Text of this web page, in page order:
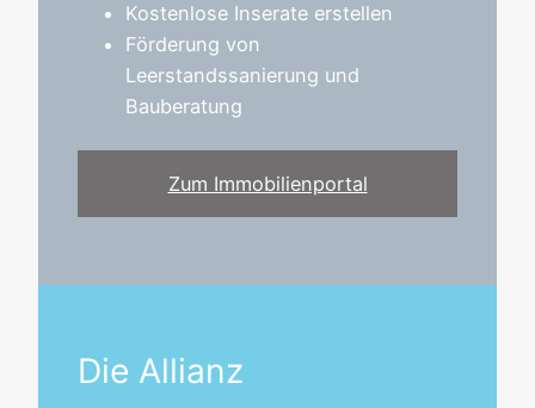
Kostenlose Inserate erstellen
Förderung von
Leerstandssanierung und
Bauberatung
Zum Immobilienportal
Die Allianz